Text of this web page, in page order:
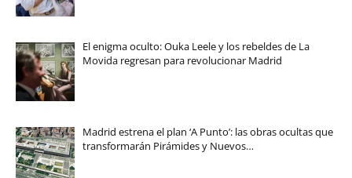
El enigma oculto: Ouka Leele y los rebeldes de La
Movida regresan para revolucionar Madrid
Madrid estrena el plan ‘A Punto’: las obras ocultas que
transformarán Pirámides y Nuevos…